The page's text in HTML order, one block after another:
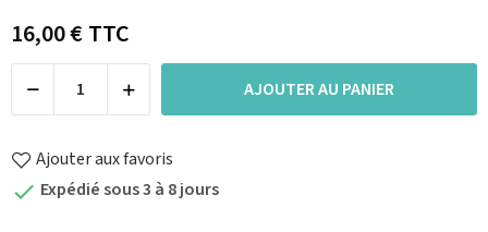
16,00 €TTC
AJOUTER AU PANIER
Ajouter aux favoris
 Expédié sous 3 à 8 jours